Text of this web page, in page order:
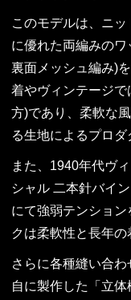
このモデルは、ニ
に優れた両編みのワ
裏面メッシュ編み)
着やヴィンテージ
方)であり、柔軟な
る生地によるプロダ
また、1940年代ヴ
シャル 二本針バイ
にて強弱テンショ
クは柔軟性と長年の
さらに各種縫い合
自に製作した「立